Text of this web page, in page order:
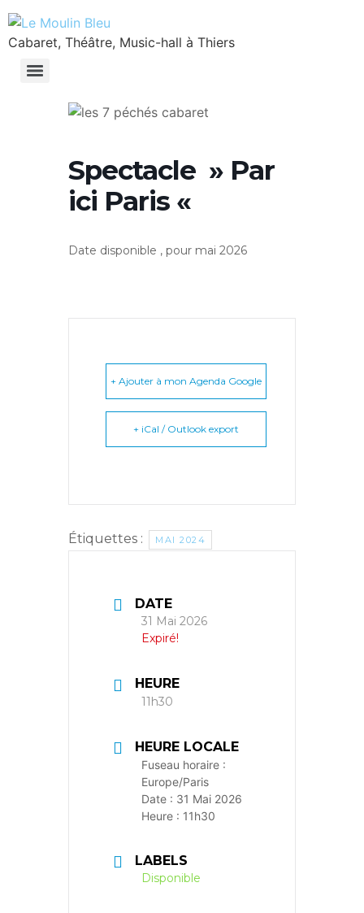
Cabaret, Théâtre, Music-hall à Thiers
Spectacle » Par
ici Paris «
Date disponible , pour mai 2026
+ Ajouter à mon Agenda Google
+ iCal / Outlook export
Étiquettes : MAI 2024
DATE
31 Mai 2026
Expiré!
HEURE
11h30
HEURE LOCALE
Fuseau horaire :
Europe/Paris
Date : 31 Mai 2026
Heure : 11h30
LABELS
Disponible